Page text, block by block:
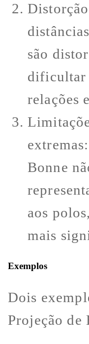
são
dificultar
relações
Bonne
aos
mais
Exemplos
Dois
Projeção de